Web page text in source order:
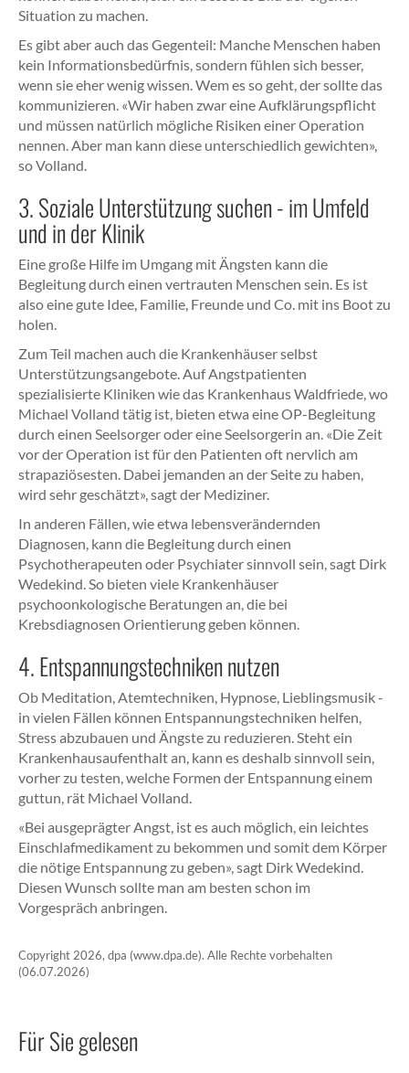
Situation zu machen.
Es gibt aber auch das Gegenteil: Manche Menschen haben
kein Informationsbedürfnis, sondern fühlen sich besser,
wenn sie eher wenig wissen. Wem es so geht, der sollte das
kommunizieren. «Wir haben zwar eine Aufklärungspflicht
und müssen natürlich mögliche Risiken einer Operation
nennen. Aber man kann diese unterschiedlich gewichten»,
so Volland.
3. Soziale Unterstützung suchen - im Umfeld
und in der Klinik
Eine große Hilfe im Umgang mit Ängsten kann die
Begleitung durch einen vertrauten Menschen sein. Es ist
also eine gute Idee, Familie, Freunde und Co. mit ins Boot zu
holen.
Zum Teil machen auch die Krankenhäuser selbst
Unterstützungsangebote. Auf Angstpatienten
spezialisierte Kliniken wie das Krankenhaus Waldfriede, wo
Michael Volland tätig ist, bieten etwa eine OP-Begleitung
durch einen Seelsorger oder eine Seelsorgerin an. «Die Zeit
vor der Operation ist für den Patienten oft nervlich am
strapaziösesten. Dabei jemanden an der Seite zu haben,
wird sehr geschätzt», sagt der Mediziner.
In anderen Fällen, wie etwa lebensverändernden
Diagnosen, kann die Begleitung durch einen
Psychotherapeuten oder Psychiater sinnvoll sein, sagt Dirk
Wedekind. So bieten viele Krankenhäuser
psychoonkologische Beratungen an, die bei
Krebsdiagnosen Orientierung geben können.
4. Entspannungstechniken nutzen
Ob Meditation, Atemtechniken, Hypnose, Lieblingsmusik -
in vielen Fällen können Entspannungstechniken helfen,
Stress abzubauen und Ängste zu reduzieren. Steht ein
Krankenhausaufenthalt an, kann es deshalb sinnvoll sein,
vorher zu testen, welche Formen der Entspannung einem
guttun, rät Michael Volland.
«Bei ausgeprägter Angst, ist es auch möglich, ein leichtes
Einschlafmedikament zu bekommen und somit dem Körper
die nötige Entspannung zu geben», sagt Dirk Wedekind.
Diesen Wunsch sollte man am besten schon im
Vorgespräch anbringen.
Copyright 2026, dpa (www.dpa.de). Alle Rechte vorbehalten
(06.07.2026)
Für Sie gelesen